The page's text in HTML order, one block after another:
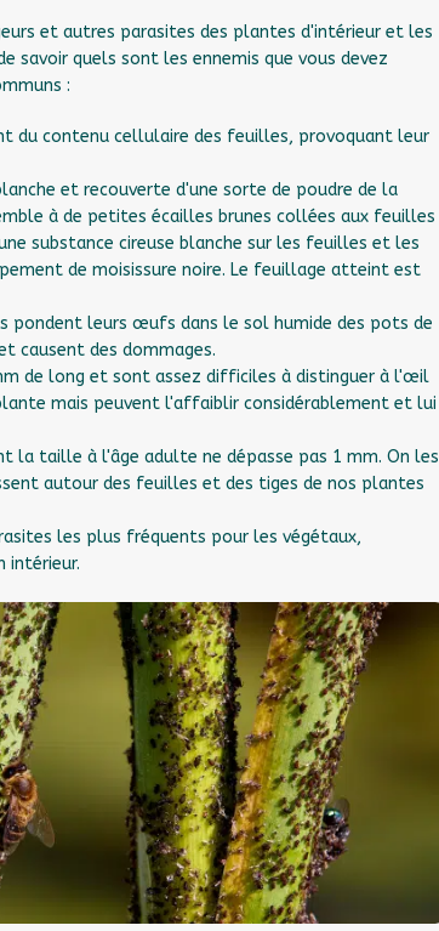
et autres parasites des plantes d'intérieur et les
savoir quels sont les ennemis que vous devez
:
du contenu cellulaire des feuilles, provoquant leur
et recouverte d'une sorte de poudre de la
à de petites écailles brunes collées aux feuilles
substance cireuse blanche sur les feuilles et les
de moisissure noire. Le feuillage atteint est
pondent leurs œufs dans le sol humide des pots de
causent des dommages.
de long et sont assez difficiles à distinguer à l'œil
mais peuvent l'affaiblir considérablement et lui
la taille à l'âge adulte ne dépasse pas 1 mm. On les
autour des feuilles et des tiges de nos plantes
les plus fréquents pour les végétaux,
intérieur.